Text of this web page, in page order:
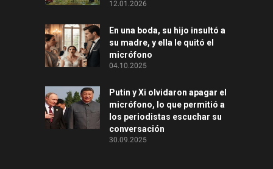
12.01.2026
En una boda, su hijo insultó a
su madre, y ella le quitó el
micrófono
04.10.2025
Putin y Xi olvidaron apagar el
micrófono, lo que permitió a
los periodistas escuchar su
conversación
30.09.2025